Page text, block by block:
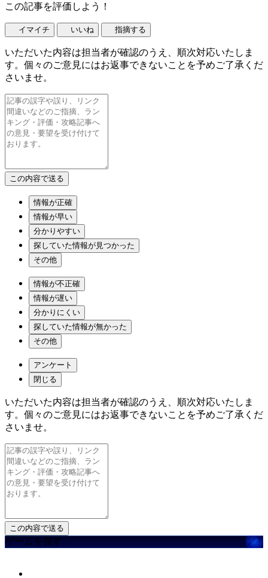
この記事を評価しよう！
イマイチ いいね 指摘する
いただいた内容は担当者が確認のうえ、順次対応いたしま
す。個々のご意見にはお返事できないことを予めご了承くだ
さいませ。
情報が正確
情報が早い
分かりやすい
探していた情報が見つかった
その他
情報が不正確
情報が遅い
分かりにくい
探していた情報が無かった
その他
アンケート
閉じる
いただいた内容は担当者が確認のうえ、順次対応いたしま
す。個々のご意見にはお返事できないことを予めご了承くだ
さいませ。
ゲームを探す